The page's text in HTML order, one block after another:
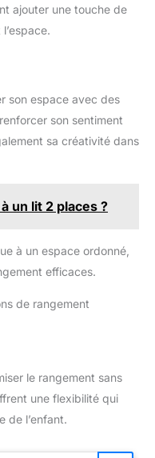
de table traditionnelles.
La durée de vie de l'ampoule
atteindre 50 000 heures.
consultation et un service
après-vente 24 heures. Si vous
avez des questions, n'hésitez
pas à nous contacter.
ajouter une touche de
son espace avec des
son sentiment
sa créativité dans
un lit 2 places ?
à un espace ordonné,
efficaces.
de rangement
le rangement sans
une flexibilité qui
de l’enfant.